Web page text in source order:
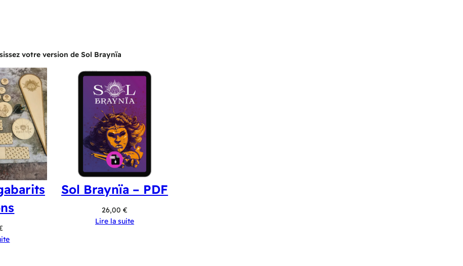
votre version de Sol Braynïa
Sol Braynïa – PDF
26,00€
Lire la suite